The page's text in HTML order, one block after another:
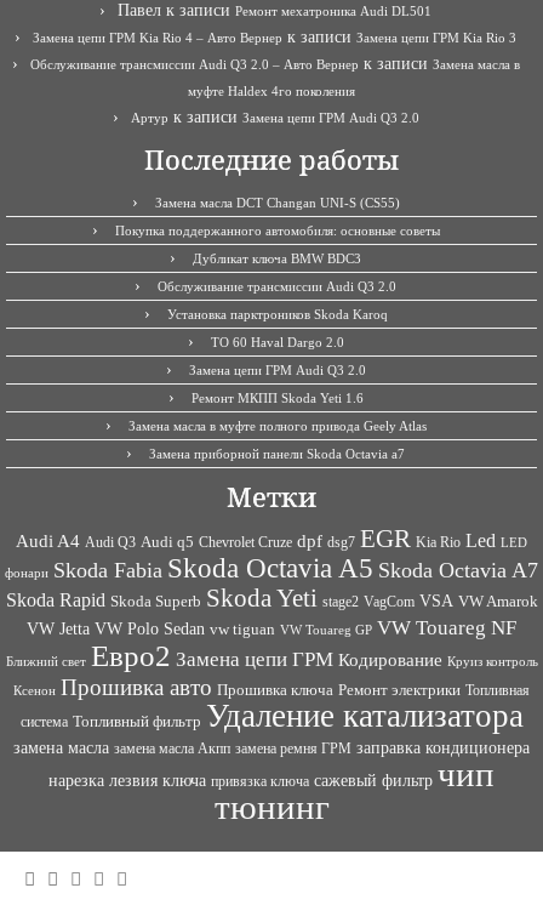
Павел к записи Ремонт мехатроника Audi DL501
Замена цепи ГРМ Kia Rio 4 – Авто Вернер к записи Замена цепи ГРМ Kia Rio 3
Обслуживание трансмиссии Audi Q3 2.0 – Авто Вернер к записи Замена масла в
муфте Haldex 4го поколения
Артур к записи Замена цепи ГРМ Audi Q3 2.0
Последние работы
Замена масла DCT Changan UNI-S (CS55)
Покупка поддержанного автомобиля: основные советы
Дубликат ключа BMW BDC3
Обслуживание трансмиссии Audi Q3 2.0
Установка парктроников Skoda Karoq
ТО 60 Haval Dargo 2.0
Замена цепи ГРМ Audi Q3 2.0
Ремонт МКПП Skoda Yeti 1.6
Замена масла в муфте полного привода Geely Atlas
Замена приборной панели Skoda Octavia a7
Метки
Audi A4 Audi Q3 Audi q5 Chevrolet Cruze dpf dsg7 EGR Kia Rio Led LED
фонари Skoda Fabia Skoda Octavia A5 Skoda Octavia A7
Skoda Rapid Skoda Superb Skoda Yeti stage2 VagCom VSA VW Amarok
VW Jetta VW Polo Sedan vw tiguan VW Touareg GP VW Touareg NF
Ближний свет Евро2 Замена цепи ГРМ Кодирование Круиз контроль
Ксенон Прошивка авто Прошивка ключа Ремонт электрики Топливная
система Топливный фильтр Удаление катализатора
замена масла замена масла Акпп замена ремня ГРМ заправка кондиционера
нарезка лезвия ключа привязка ключа сажевый фильтр чип
тюнинг